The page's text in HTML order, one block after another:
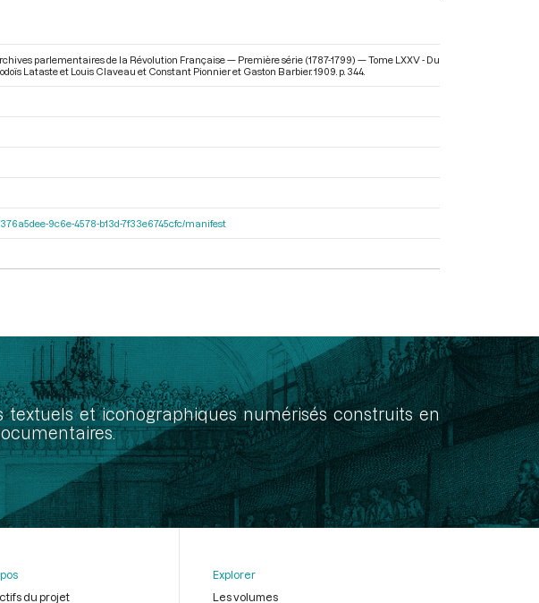
parlementaires de la Révolution Française — Première série (1787-1799) — Tome LXXV - Du
Lataste et Louis Claveau et Constant Pionnier et Gaston Barbier. 1909. p. 344.
9c6e-4578-b13d-7f33e6745cfc/manifest
et iconographiques numérisés construits en
du projet
Explorer
Les volumes